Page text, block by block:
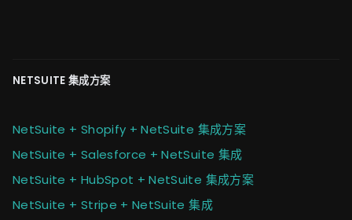
NETSUITE 集成方案
NetSuite + Shopify + NetSuite 集成方案
NetSuite + Salesforce + NetSuite 集成
NetSuite + HubSpot + NetSuite 集成方案
NetSuite + Stripe + NetSuite 集成